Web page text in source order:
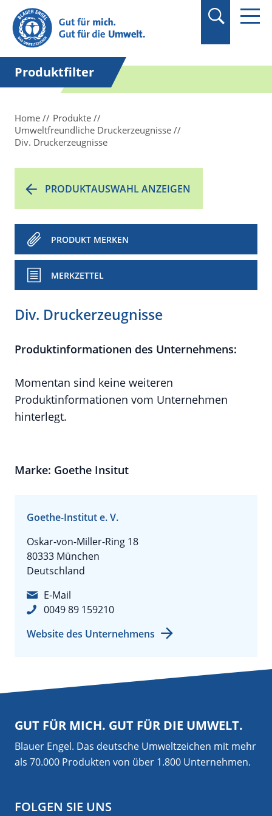
Suchbegriff in
Anführungszeichen
setzen.
Produktfilter
Home
Produkte
Umweltfreundliche Druckerzeugnisse
Div. Druckerzeugnisse
PRODUKTAUSWAHL ANZEIGEN
PRODUKT MERKEN
MERKZETTEL
Div. Druckerzeugnisse
Produktinformationen des Unternehmens:
Momentan sind keine weiteren
Produktinformationen vom Unternehmen
hinterlegt.
Marke: Goethe Insitut
Goethe-Institut e. V.
Oskar-von-Miller-Ring 18
80333 München
Deutschland
E-Mail
0049 89 159210
Website des Unternehmens
GUT FÜR MICH. GUT FÜR DIE UMWELT.
Blauer Engel. Das deutsche Umweltzeichen mit mehr
als 70.000 Produkten von über 1.800 Unternehmen.
FOLGEN SIE UNS